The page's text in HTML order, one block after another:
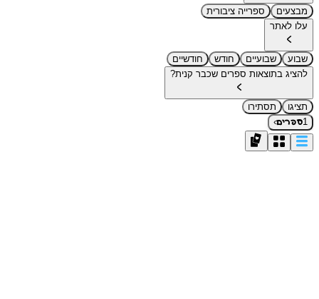
מבצעים
ספרייה ציבורית
עלו לאתר
שבוע שבועיים חודש
חודשיים
להציג בתוצאות ספרים שכבר קנית?
תציגו
תסתירו
1ספרים›